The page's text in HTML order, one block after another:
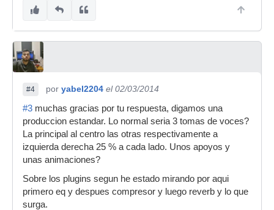
#4 por yabel2204 el 02/03/2014
#3 muchas gracias por tu respuesta, digamos una
produccion estandar. Lo normal seria 3 tomas de voces?
La principal al centro las otras respectivamente a
izquierda derecha 25 % a cada lado. Unos apoyos y
unas animaciones?
Sobre los plugins segun he estado mirando por aqui
primero eq y despues compresor y luego reverb y lo que
surga.